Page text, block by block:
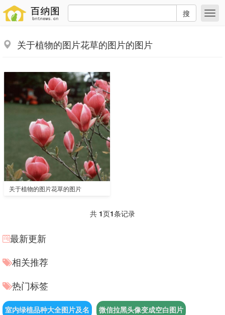
搜
关于植物的图片花草的图片的图片
关于植物的图片花草的图片
共 1页1条记录
最新更新
相关推荐
热门标签
室内绿植品种大全图片及名 微信拉黑头像变成空白图片